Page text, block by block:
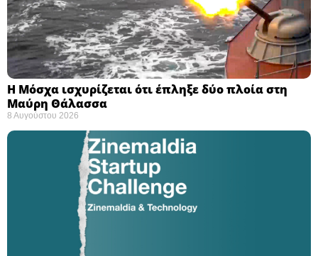
Η Μόσχα ισχυρίζεται ότι έπληξε δύο πλοία στη
Μαύρη Θάλασσα ​
8 Αυγούστου 2026